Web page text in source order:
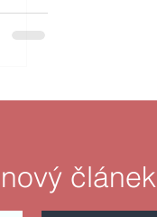
článek